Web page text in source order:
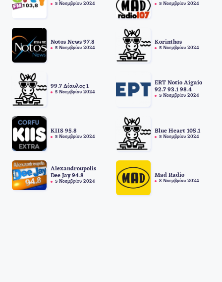
5 Νοεμβρίου 2024 5 Νοεμβρίου 2024
Notos News 97.8
5 Νοεμβρίου 2024
Korinthos
5 Νοεμβρίου 2024
99.7 Δίαυλος 1
5 Νοεμβρίου 2024
ERT Notio Aigaio
92.7 93.1 98.4
5 Νοεμβρίου 2024
KIIS 95.8
5 Νοεμβρίου 2024
Blue Heart 105.1
5 Νοεμβρίου 2024
Alexandroupolis
Dee Jay 94.8
5 Νοεμβρίου 2024
Mad Radio
8 Νοεμβρίου 2024